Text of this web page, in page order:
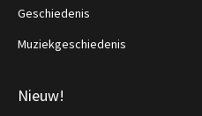
Geschiedenis
Muziekgeschiedenis
Nieuw!